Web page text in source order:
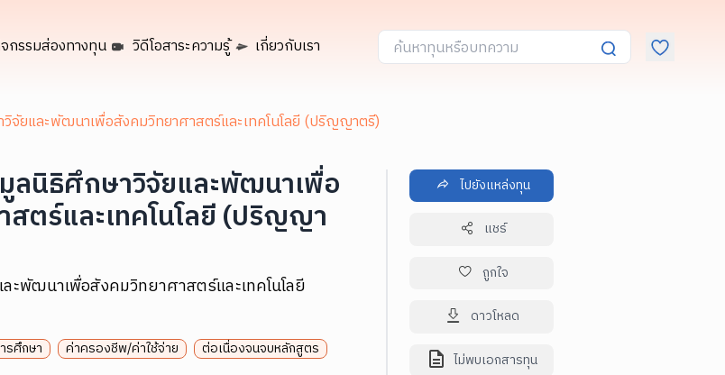
กรรมส่องทางทุน วิดีโอสาระความรู้ เกี่ยวกับเรา
จัยและพัฒนาเพื่อสังคมวิทยาศาสตร์และเทคโนโลยี (ปริญญาตรี)
ลนิธิศึกษาวิจัยและพัฒนาเพื่อ
ตร์และเทคโนโลยี (ปริญญา
ะพัฒนาเพื่อสังคมวิทยาศาสตร์และเทคโนโลยี
รศึกษา
ค่าครองชีพ/ค่าใช้จ่าย
ต่อเนื่องจนจบหลักสูตร
ไปยังแหล่งทุน
แชร์
ถูกใจ
ดาวโหลด
ไม่พบเอกสารทุน